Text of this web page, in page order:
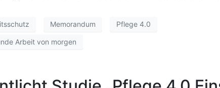
Memorandum Pflege 4.0
Arbeit von morgen